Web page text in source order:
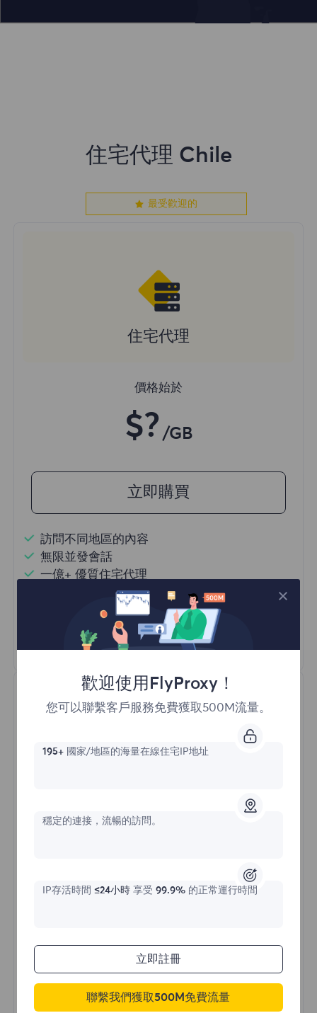
住宅代理 Chile
最受歡迎的
住宅代理
價格始於
$? /GB
立即購買
訪問不同地區的內容
無限並發會話
一億+ 優質住宅代理
HTTP(S)/SOCKS5
瞭解更多
$? /天
立即購買
不限流量使用
無限使用IP
歡迎使用FlyProxy！
您可以聯繫客戶服務免費獲取500M流量。
195+國家/地區的海量在線住宅IP地址
穩定的連接，流暢的訪問。
IP存活時間 ≤24小時享受 99.9%的正常運行時間
立即註冊
聯繫我們獲取500M免費流量